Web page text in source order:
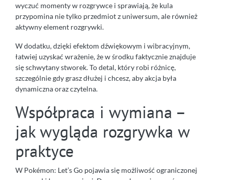
wyczuć momenty w rozgrywce i sprawiają, że kula
przypomina nie tylko przedmiot z uniwersum, ale również
aktywny element rozgrywki.
W dodatku, dzięki efektom dźwiękowym i wibracyjnym,
łatwiej uzyskać wrażenie, że w środku faktycznie znajduje
się schwytany stworek. To detal, który robi różnicę,
szczególnie gdy grasz dłużej i chcesz, aby akcja była
dynamiczna oraz czytelna.
Współpraca i wymiana –
jak wygląda rozgrywka w
praktyce
W Pokémon: Let’s Go pojawia się możliwość ograniczonej